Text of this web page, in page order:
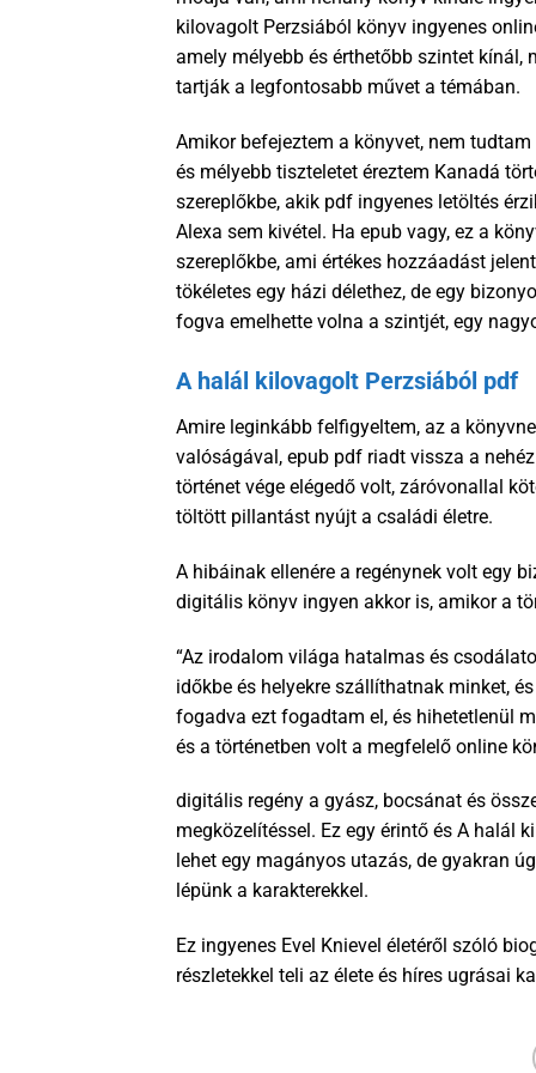
kilovagolt Perzsiából könyv ingyenes
amely mélyebb és érthetőbb szintet kínál,
tartják a legfontosabb művet a témában.
Amikor befejeztem a könyvet, nem
és mélyebb tiszteletet éreztem Kanadá
szereplőkbe, akik pdf ingyenes letöltés
Alexa sem kivétel. Ha epub vagy, ez a
szereplőkbe, ami értékes hozzáadást
tökéletes egy házi délethez, de egy
fogva emelhette volna a szintjét, egy
A halál kilovagolt Perzsiából pdf
Amire leginkább felfigyeltem, az a
valóságával, epub pdf riadt vissza a
történet vége elégedő volt, záróvonallal
töltött pillantást nyújt a családi életre.
A hibáinak ellenére a regénynek volt egy
digitális könyv ingyen akkor is, amikor a
“Az irodalom világa hatalmas és
időkbe és helyekre szállíthatnak minket,
fogadva ezt fogadtam el, és hihetetlenül
és a történetben volt a megfelelő online
digitális regény a gyász, bocsánat és
megközelítéssel. Ez egy érintő és A halál
lehet egy magányos utazás, de gyakran
lépünk a karakterekkel.
Ez ingyenes Evel Knievel életéről szóló
részletekkel teli az élete és híres ugrásai